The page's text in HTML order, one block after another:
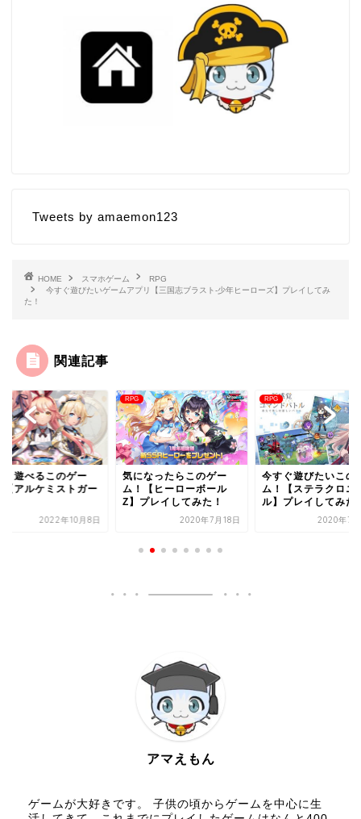
Tweets by amaemon123
HOME スマホゲーム
RPG
今すぐ遊びたいゲームアプリ【三国志ブラスト-少年ヒーローズ】プレイしてみ
た！
関連記事
く遊べるこのゲー
【アルケミストガー
2022年10月8日
RPG
気になったらこのゲー
ム！【ヒーローボール
Z】プレイしてみた！
2020年7月18日
RPG
今すぐ遊びたいこの
ム！【ステラクロニ
ル】プレイしてみた
2020年7
アマえもん
ゲームが大好きです。 子供の頃からゲームを中心に生